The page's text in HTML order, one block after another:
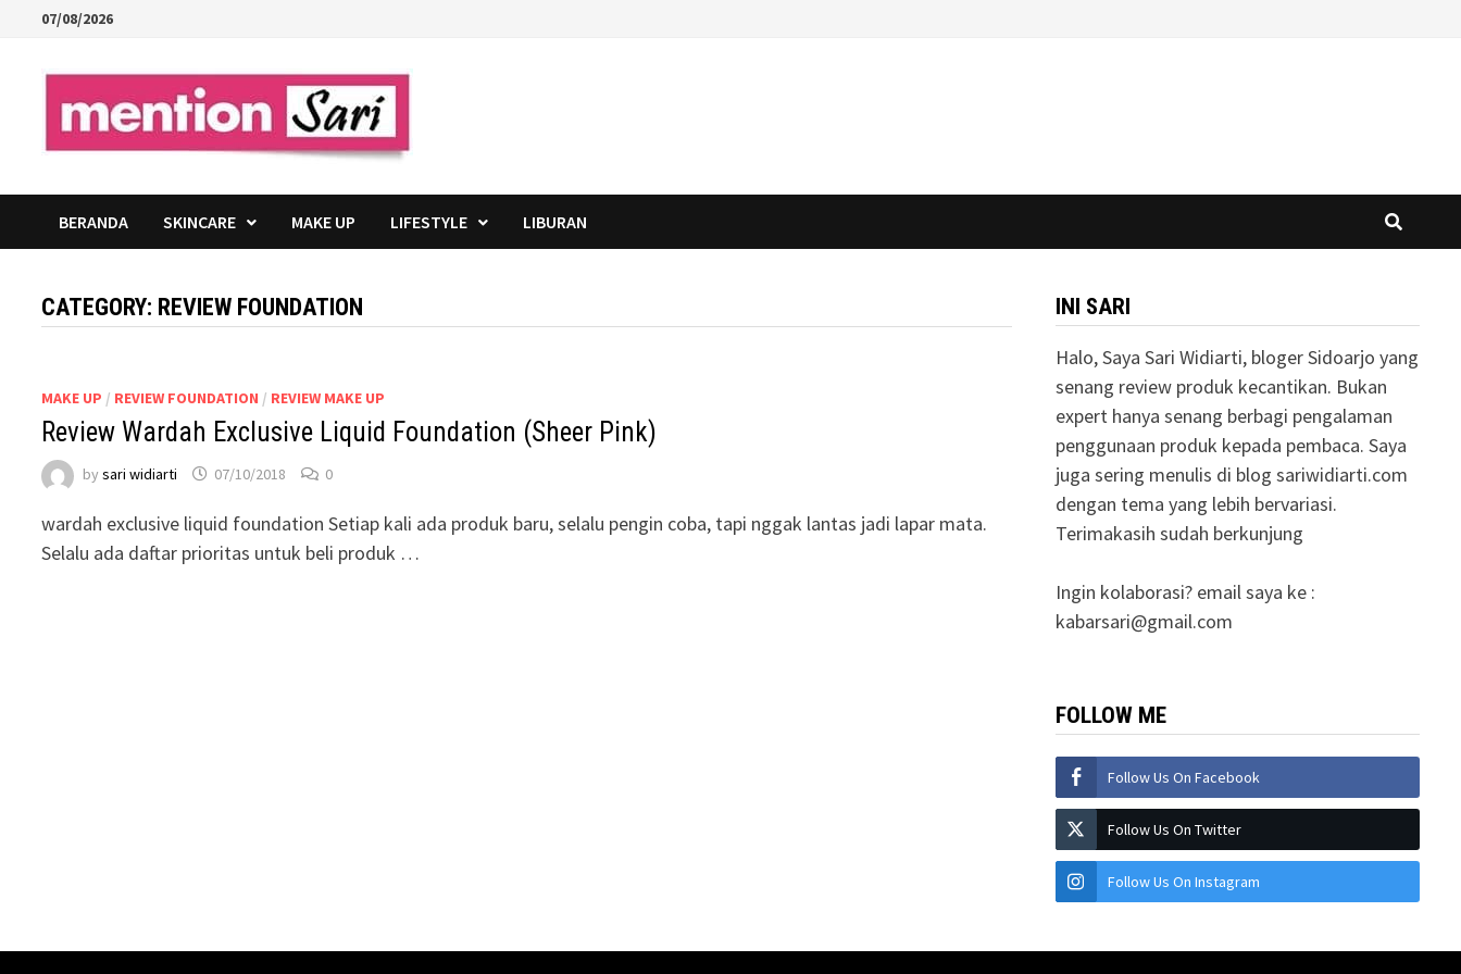
content
07/08/2026
BERANDA SKINCARE MAKE UP LIFESTYLE LIBURAN
CATEGORY: REVIEW FOUNDATION
MAKE UP / REVIEW FOUNDATION / REVIEW MAKE UP
Review Wardah Exclusive Liquid Foundation (Sheer Pink)
bysari widiarti 07/10/2018 0
wardah exclusive liquid foundation Setiap kali ada produk baru, selalu pengin coba, tapi nggak lantas jadi lapar mata.
Selalu ada daftar prioritas untuk beli produk …
INI SARI
Halo, Saya Sari Widiarti, bloger Sidoarjo yang
senang review produk kecantikan. Bukan
expert hanya senang berbagi pengalaman
penggunaan produk kepada pembaca. Saya
juga sering menulis di blog sariwidiarti.com
dengan tema yang lebih bervariasi.
Terimakasih sudah berkunjung
Ingin kolaborasi? email saya ke :
kabarsari@gmail.com
FOLLOW ME
Follow Us On Facebook
Follow Us On Twitter
Follow Us On Instagram